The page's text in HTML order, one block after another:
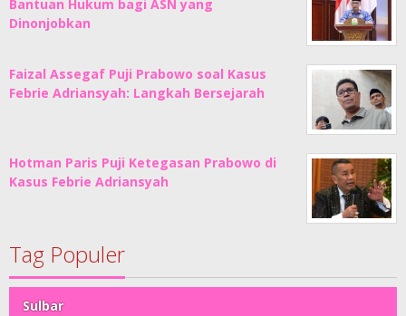
Bantuan Hukum bagi ASN yang
Dinonjobkan
Faizal Assegaf Puji Prabowo soal Kasus
Febrie Adriansyah: Langkah Bersejarah
Hotman Paris Puji Ketegasan Prabowo di
Kasus Febrie Adriansyah
Tag Populer
Sulbar